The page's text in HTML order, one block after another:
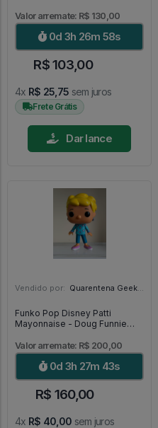
Valor arremate: R$ 130,00
0d 3h 26m 56s
R$ 103,00
4x R$ 25,75 sem juros
Frete Grátis
Dar lance
Vendido por: Quarentena Geek Store - SP
Funko Pop Disney Patti
Mayonnaise - Doug Funnie
Valor arremate: R$ 200,00
0d 3h 27m 41s
R$ 160,00
4x R$ 40,00 sem juros